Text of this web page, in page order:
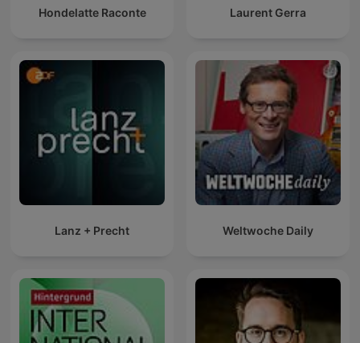
Hondelatte Raconte Laurent Gerra
Lanz + Precht Weltwoche Daily